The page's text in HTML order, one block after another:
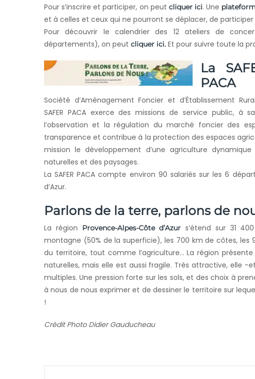
Pour s’inscrire et participer, on peut cliquer ici. Une
et à celles et ceux qui ne pourront se déplacer, de
Pour découvrir le calendrier des 12 ateliers de
départements), on peut cliquer ici. Et pour suivre toute la
La
PACA
Société d’Aménagement Foncier et d’Établissement
SAFER PACA exerce des missions de service public, à
l’observation et la régulation du marché foncier des
transparence et contribue à la protection des espaces
mission le développement d’une agriculture
naturelles et des paysages.
La SAFER PACA compte environ 90 salariés sur les 6
d’Azur.
Parlons de la terre, parlons de
La région Provence-Alpes-Côte d’Azur s’étend sur 31
montagne (50% de la superficie), les 700 km de côtes, les
du territoire, tout comme l’agriculture… La région
naturelles, mais elle est aussi fragile. Très attractive, elle -
multiples. Une pression forte sur les sols, et des choix à
à nous de nous exprimer et de dessiner le territoire sur
!
Crédit Photo Didier Gauducheau